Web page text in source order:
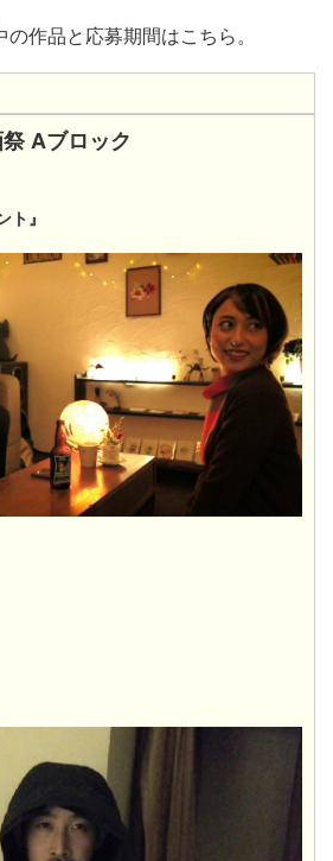
作品と応募期間はこちら。
Aブロック
ト』